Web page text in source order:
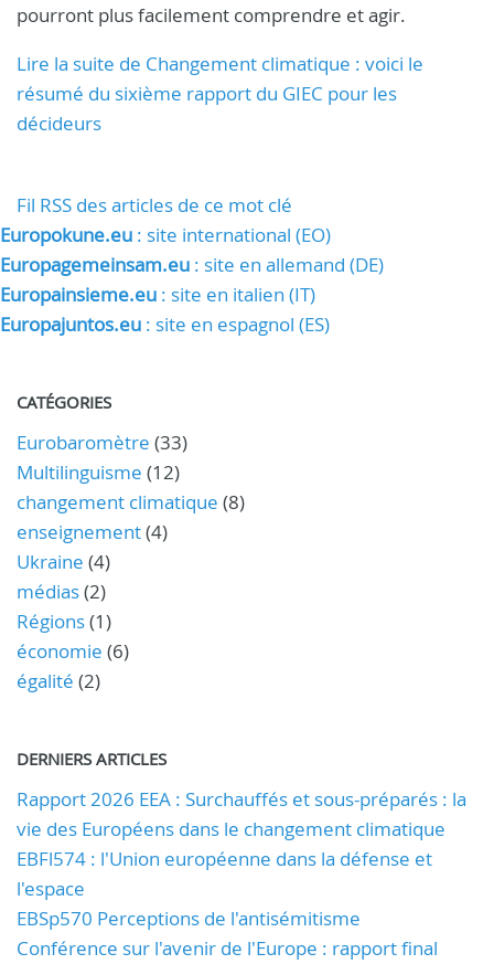
pourront plus facilement comprendre et agir.
Lire la suite de Changement climatique : voici le
résumé du sixième rapport du GIEC pour les
décideurs
Fil RSS des articles de ce mot clé
Europokune.eu : site international (EO)
Europagemeinsam.eu : site en allemand (DE)
Europainsieme.eu : site en italien (IT)
Europajuntos.eu : site en espagnol (ES)
CATÉGORIES
Eurobaromètre (33)
Multilinguisme (12)
changement climatique (8)
enseignement(4)
Ukraine (4)
médias(2)
Régions(1)
économie (6)
égalité (2)
DERNIERS ARTICLES
Rapport 2026 EEA : Surchauffés et sous-préparés : la
vie des Européens dans le changement climatique
EBFl574 : l'Union européenne dans la défense et
l'espace
EBSp570 Perceptions de l'antisémitisme
Conférence sur l'avenir de l'Europe : rapport final